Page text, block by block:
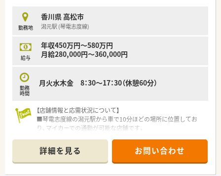
勤務地
香川県 高松市
潟元駅 (琴電志度線)
給与
年収450万円～580万円
月給280,000円～360,000円
勤務
時間
月火水木金 8：30～17：30（休憩60分）
【店舗情報と応需状況について】
■琴電志度線の潟元駅から車で10分ほどの場所に位置してお
り、マイカーでの通勤が可能な店舗です。
療科の処方箋を応需しています。
■1日平均100枚程度の処方箋を薬剤師4名と事務員2名の体制で
対応し、協力体制があります。
詳細を見る お問い合わせ